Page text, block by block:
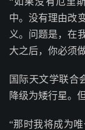
中。没有理由改
义。问题是，在
大之后，你必须
国际天文学联合
降级为矮行星。
“那时我将成为